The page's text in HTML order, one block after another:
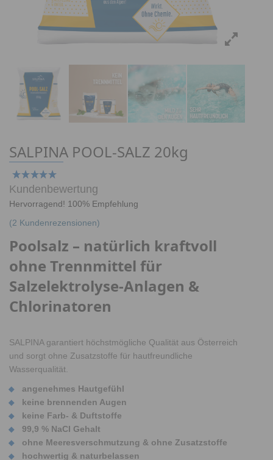
SALPINA POOL-SALZ 20kg
Kundenbewertung
Hervorragend! 100% Empfehlung
(2 Kundenrezensionen)
Poolsalz – natürlich kraftvoll
ohne Trennmittel für
Salzelektrolyse-Anlagen &
Chlorinatoren
SALPINA garantiert höchstmögliche Qualität aus Österreich
und sorgt ohne Zusatzstoffe für hautfreundliche
Wasserqualität.
angenehmes Hautgefühl
keine brennenden Augen
keine Farb- & Duftstoffe
99,9 % NaCI Gehalt
ohne Meeresverschmutzung & ohne Zusatzstoffe
hochwertig & naturbelassen